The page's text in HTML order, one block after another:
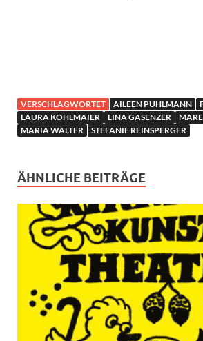
VERSCHLAGWORTET AILEEN PUHLMANN
LAURA KOHLMAIER
LINA GASENZER
MARIA WALTER
STEFANIE REINSPERGER
ÄHNLICHE BEITRÄGE